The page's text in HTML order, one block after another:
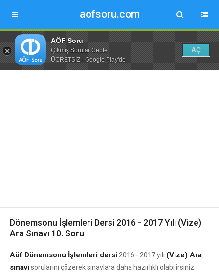
aofsoru.com
AÖF Soru
Çıkmış Sorular Cepte
ÜCRETSİZ - Google Play'de
AÇ
Dönemsonu İşlemleri Dersi 2016 - 2017 Yılı (Vize)
Ara Sınavı 10. Soru
Aöf Dönemsonu İşlemleri dersi 2016 - 2017 yılı (Vize) Ara
sınavısorularını çözerek sınavlara daha hazırlıklı olabilirsiniz.